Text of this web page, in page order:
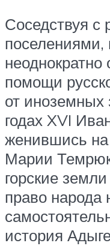
Соседствуя с
помощи
от иноземных
годах XVI
женившись на
Марии
горские
право народа
история